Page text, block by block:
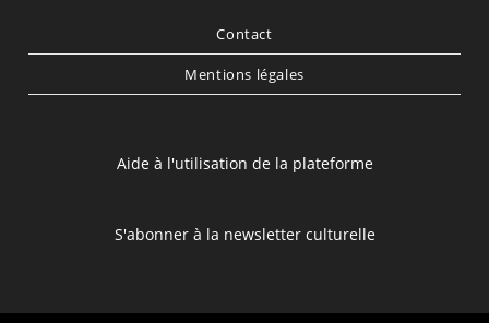
Contact
Mentions légales
Aide à l'utilisation de la plateforme
S'abonner à la newsletter culturelle